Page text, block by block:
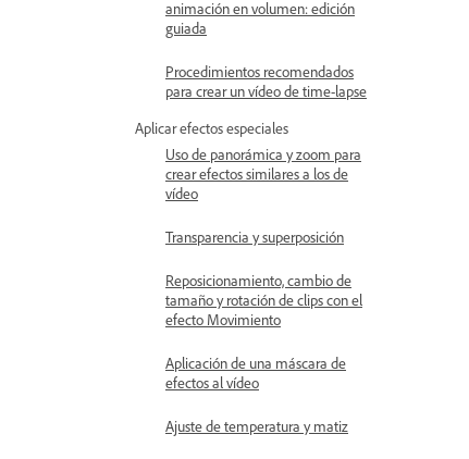
animación en volumen: edición
guiada
Procedimientos recomendados
para crear un vídeo de time-lapse
Aplicar efectos especiales
Uso de panorámica y zoom para
crear efectos similares a los de
vídeo
Transparencia y superposición
Reposicionamiento, cambio de
tamaño y rotación de clips con el
efecto Movimiento
Aplicación de una máscara de
efectos al vídeo
Ajuste de temperatura y matiz